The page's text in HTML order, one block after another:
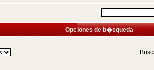
Opciones de b�squeda